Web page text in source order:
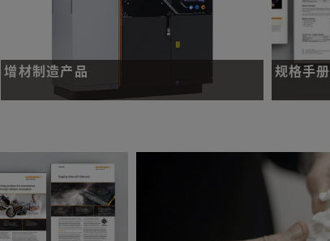
增材制造产品
了解更多
规格手册
立即下载